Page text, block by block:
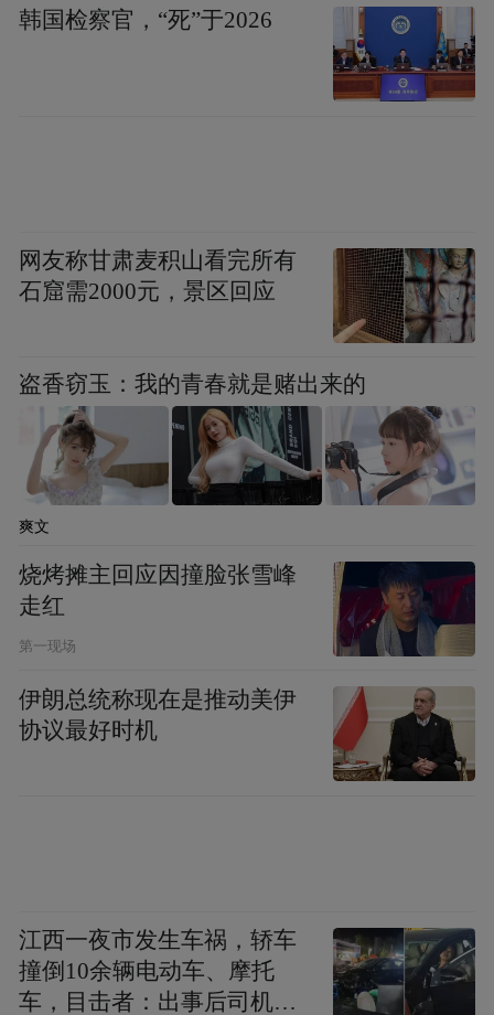
血沸腾,情感迸发与世间大义,才是它所拥有的
价值,目前已进入后期制作中,将于2023年上
映,让我们一起期待本爆款剧的爆发吧!祝票房
大卖,收视长虹。
韩国检察官，“死”于2026
网友称甘肃麦积山看完所有
石窟需2000元，景区回应
盗香窃玉：我的青春就是赌出来的
爽文
烧烤摊主回应因撞脸张雪峰
走红
第一现场
伊朗总统称现在是推动美伊
协议最好时机
江西一夜市发生车祸，轿车
撞倒10余辆电动车、摩托
车，目击者：出事后司机一